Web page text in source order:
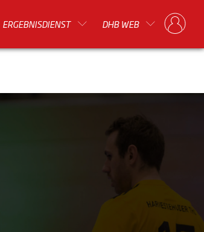
ERGEBNISDIENST DHB WEB